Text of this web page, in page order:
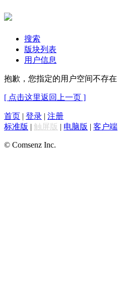
搜索
版块列表
用户信息
抱歉，您指定的用户空间不存在
[ 点击这里返回上一页 ]
首页 | 登录 | 注册
标准版 | 触屏版 | 电脑版 | 客户端
© Comsenz Inc.